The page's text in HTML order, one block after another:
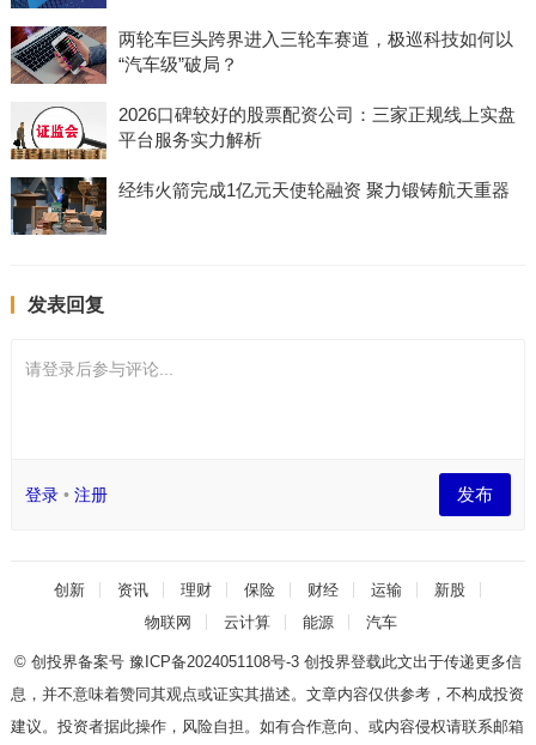
两轮车巨头跨界进入三轮车赛道，极巡科技如何以
“汽车级”破局？
2026口碑较好的股票配资公司：三家正规线上实盘
平台服务实力解析
经纬火箭完成1亿元天使轮融资 聚力锻铸航天重器
发表回复
请登录后参与评论...
登录• 注册 发布
创新 资讯 理财 保险 财经 运输
新股
物联网
云计算 能源 汽车
© 创投界备案号 豫ICP备2024051108号-3 创投界登载此文出于传递更多信
息，并不意味着赞同其观点或证实其描述。文章内容仅供参考，不构成投资
建议。投资者据此操作，风险自担。如有合作意向、或内容侵权请联系邮箱